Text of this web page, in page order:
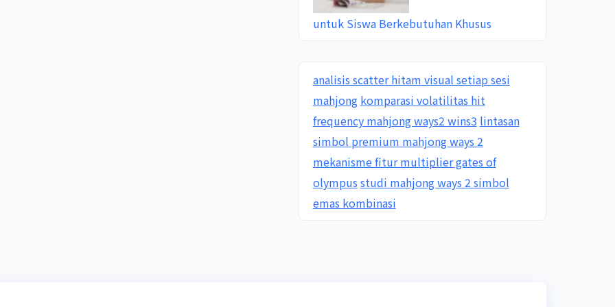
untuk Siswa Berkebutuhan Khusus
analisis scatter hitam visual setiap sesi
mahjong komparasi volatilitas hit
frequency mahjong ways2 wins3 lintasan
simbol premium mahjong ways 2
mekanisme fitur multiplier gates of
olympus studi mahjong ways 2 simbol
emas kombinasi